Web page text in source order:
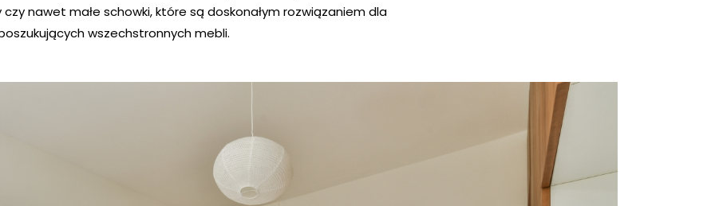
czy nawet małe schowki, które są doskonałym rozwiązaniem dla
wszechstronnych mebli.